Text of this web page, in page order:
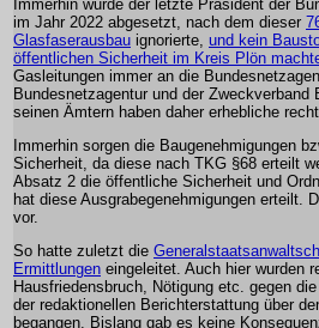
Immerhin wurde der letzte Präsident der
im Jahr 2022 abgesetzt, nach dem dieser
Glasfaserausbau ignorierte, und kein
öffentlichen Sicherheit im Kreis Plön
Gasleitungen immer an die
Bundesnetzagentur und der Zweckverband
seinen Ämtern haben daher erhebliche
Immerhin sorgen die Baugenehmigungen
Sicherheit, da diese nach TKG §68 erteilt
Absatz 2 die öffentliche Sicherheit und
hat diese Ausgrabegenehmigungen erteilt.
vor.
So hatte zuletzt die
Ermittlungen eingeleitet. Auch hier wurden
Hausfriedensbruch, Nötigung etc. gegen
der redaktionellen Berichterstattung über
begangen. Bislang gab es keine